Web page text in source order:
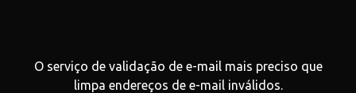
O serviço de validação de e-mail mais preciso que
limpa endereços de e-mail inválidos.